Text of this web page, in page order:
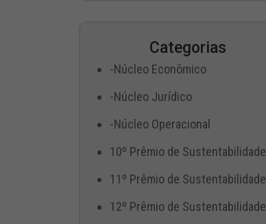
Categorias
-Núcleo Econômico
-Núcleo Jurídico
-Núcleo Operacional
10º Prêmio de Sustentabilidade
11º Prêmio de Sustentabilidade
12º Prêmio de Sustentabilidade